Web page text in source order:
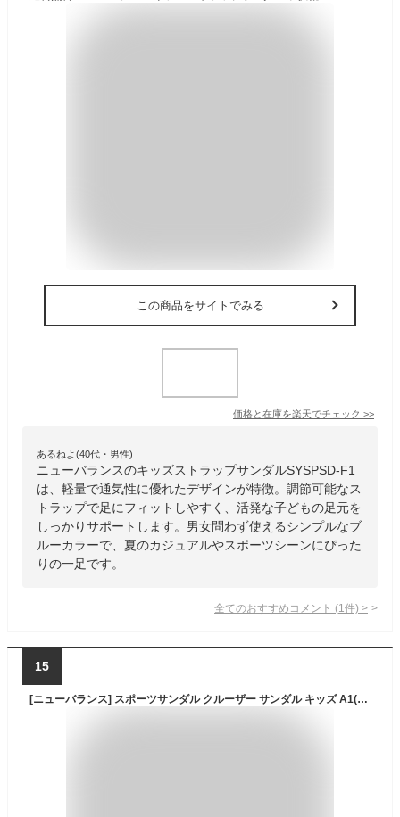
この商品をサイトでみる
価格と在庫を楽天でチェック >>
あるねよ(40代・男性)
ニューバランスのキッズストラップサンダルSYSPSD-F1
は、軽量で通気性に優れたデザインが特徴。調節可能なス
トラップで足にフィットしやすく、活発な子どもの足元を
しっかりサポートします。男女問わず使えるシンプルなブ
ルーカラーで、夏のカジュアルやスポーツシーンにぴった
りの一足です。
全てのおすすめコメント (1 件) >
15
[ニューバランス] スポーツサンダル クルーザー サンダル キッズ A1(BLACK) 15.0 cm M